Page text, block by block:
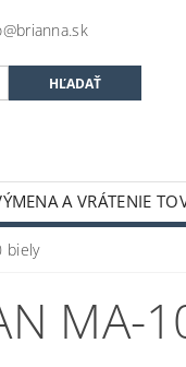
A VRÁTENIE
biely
MA-